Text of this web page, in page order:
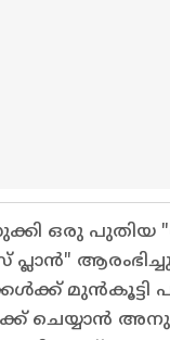
ഒരു പുതിയ
പ്ലാൻ"
മുൻകൂട്ടി
ചെയ്യാൻ